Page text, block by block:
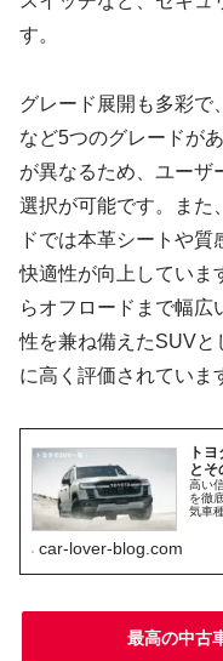
す。
グレード展開も多彩で
など5つのグレードが
が異なるため、ユーザ
選択が可能です。また
ドでは本革シートや質
快適性が向上していま
らオフロードまで幅広
性を兼ね備えたSUVと
に高く評価されていま
ト
とそ
高い
を徹
気車
car-lover-blog.com
最高の中古